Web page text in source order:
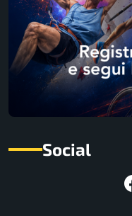
Social